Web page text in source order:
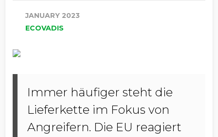
JANUARY 2023
ECOVADIS
Immer häufiger steht die
Lieferkette im Fokus von
Angreifern. Die EU reagiert